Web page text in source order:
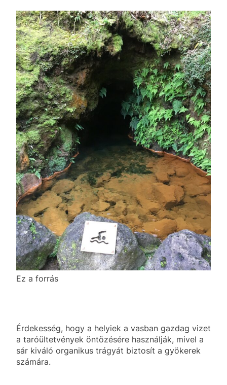
Ez a forrás
Érdekesség, hogy a helyiek a vasban gazdag vizet
a taróültetvények öntözésére használják, mivel a
sár kiváló organikus trágyát biztosít a gyökerek
számára.